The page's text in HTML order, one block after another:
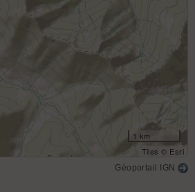
1 km
Tiles © Esri
Géoportail IGN